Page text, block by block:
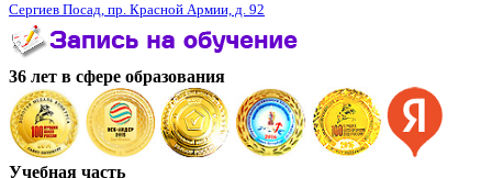
Сергиев Посад, пр. Красной Армии, д. 92
36 лет в сфере образования
Учебная часть